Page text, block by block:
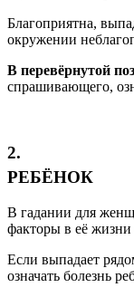
Благоприятна,
окружении
В перевёрнутой
спрашивающего,
2.
РЕБЁНОК
В гадании для
факторы в её
Если выпадает
означать болезнь